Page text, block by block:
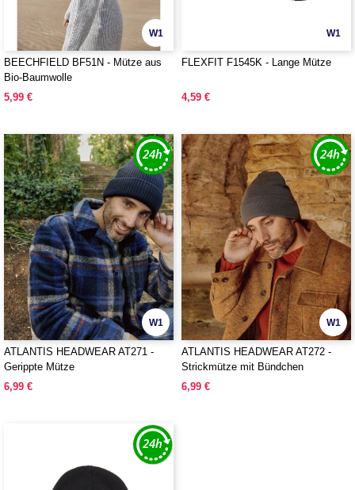
W1
BEECHFIELD BF51N - Mütze aus
Bio-Baumwolle
5,99 €
W1
FLEXFIT F1545K - Lange Mütze
4,59 €
W1
ATLANTIS HEADWEAR AT271 -
Gerippte Mütze
6,99 €
W1
ATLANTIS HEADWEAR AT272 -
Strickmütze mit Bündchen
6,99 €